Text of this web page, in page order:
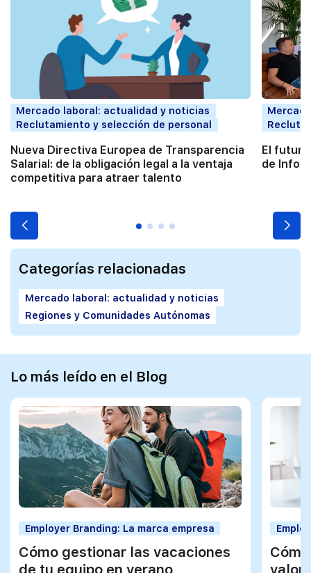
Mercado laboral: actualidad y noticias
Reclutamiento y selección de personal
Nueva Directiva Europea de Transparencia
Salarial: de la obligación legal a la ventaja
competitiva para atraer talento
El
de
Categorías relacionadas
Mercado laboral: actualidad y noticias
Regiones y Comunidades Autónomas
Lo más leído en el Blog
Employer Branding: La marca empresa
Cómo gestionar las vacaciones
de tu equipo en verano